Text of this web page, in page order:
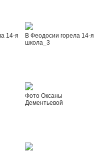
14-я
В Феодосии горела 14-я
школа_3
Фото Оксаны
Дементьевой